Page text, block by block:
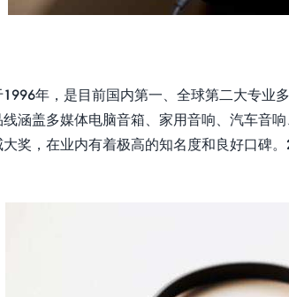
年，是目前国内第一、全球第二大专业
涵盖多媒体电脑音箱、家用音响、汽车音
奖，在业内有着极高的知名度和良好口碑